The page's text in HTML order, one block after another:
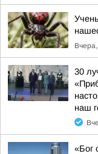
30
наш
«Бог